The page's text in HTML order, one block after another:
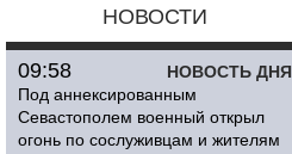
НОВОСТИ
НОВОСТЬ ДНЯ
09:58
Под аннексированным
Севастополем военный открыл
огонь по сослуживцам и жителям